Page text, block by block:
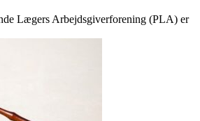
Lægers Arbejdsgiverforening (PLA) er